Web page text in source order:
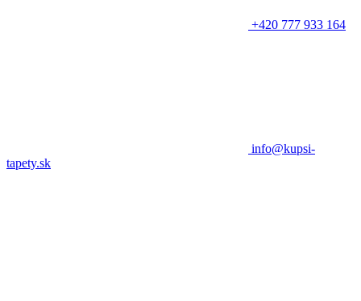
+420 777 933 164
info@kupsi-
tapety.sk